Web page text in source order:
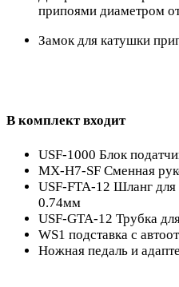
припоями диаметром
Замок для катушки
В комплект входит
USF-1000 Блок
MX-H7-SF Сменная
USF-FTA-12 Шланг
0.74мм
USF-GTA-12 Трубка
WS1 подставка с
Ножная педаль и